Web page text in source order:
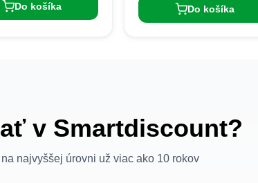
Do košíka Do košíka
v Smartdiscount?
najvyššej úrovni už viac ako 10 rokov